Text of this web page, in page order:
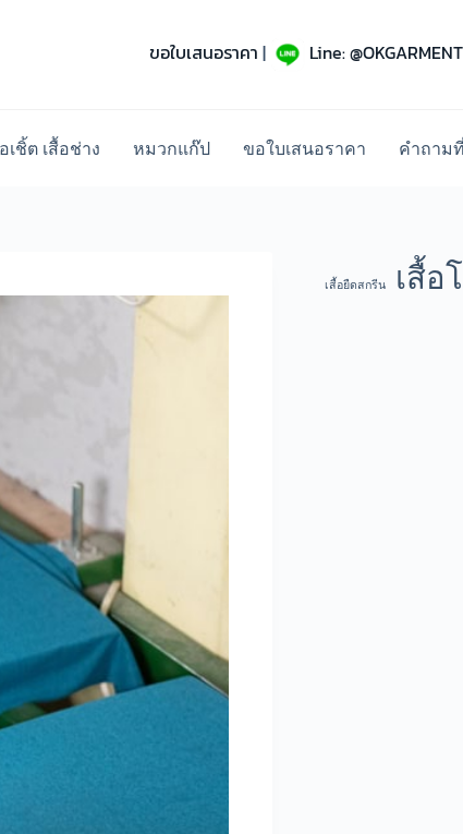
ขอใบเสนอราคา | Line: @OKGARMENT
เชิ้ต เสื้อช่าง หมวกแก๊ป ขอใบเสนอราคา คำถาม
เสื้อยืดสกรีน เสื้อ